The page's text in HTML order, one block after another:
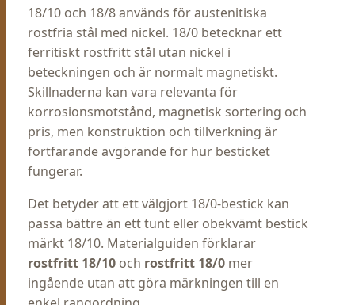
18/10 och 18/8 används för austenitiska
rostfria stål med nickel. 18/0 betecknar ett
ferritiskt rostfritt stål utan nickel i
beteckningen och är normalt magnetiskt.
Skillnaderna kan vara relevanta för
korrosionsmotstånd, magnetisk sortering och
pris, men konstruktion och tillverkning är
fortfarande avgörande för hur besticket
fungerar.
Det betyder att ett välgjort 18/0-bestick kan
passa bättre än ett tunt eller obekvämt bestick
märkt 18/10. Materialguiden förklarar
rostfritt 18/10och rostfritt 18/0mer
ingående utan att göra märkningen till en